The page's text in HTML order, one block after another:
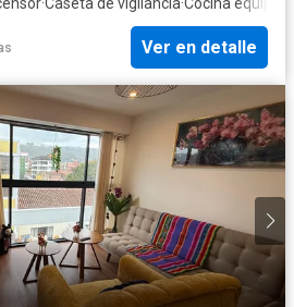
Ver en detalle